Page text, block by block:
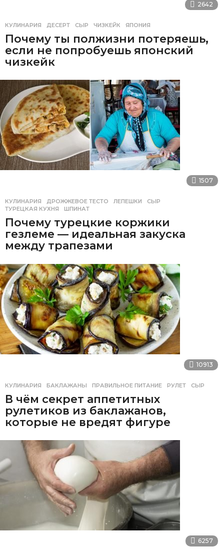
2642
КУЛИНАРИЯ ДЕСЕРТ ,СЫР ,ЧИЗКЕЙК ,ЯПОНИЯ
Почему ты полжизни потеряешь,
если не попробуешь японский
чизкейк
1507
КУЛИНАРИЯ ДРОЖЖЕВОЕ ТЕСТО ,ЛЕПЕШКИ ,СЫР
ТУРЕЦКАЯ КУХНЯ
,ШПИНАТ
Почему турецкие коржики
гезлеме — идеальная закуска
между трапезами
10913
КУЛИНАРИЯ БАКЛАЖАНЫ ,ПРАВИЛЬНОЕ ПИТАНИЕ ,РУЛЕТ ,СЫР
В чём секрет аппетитных
рулетиков из баклажанов,
которые не вредят фигуре
6257